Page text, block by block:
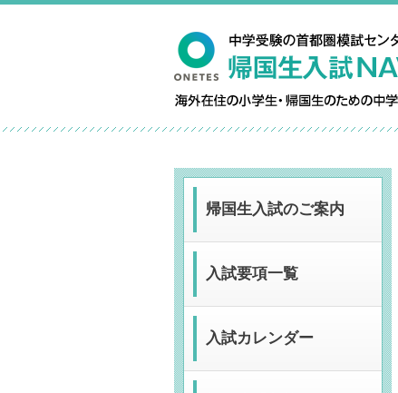
帰国生入試のご案内
入試要項一覧
入試カレンダー